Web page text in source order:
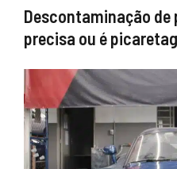
Descontaminação
precisa ou é